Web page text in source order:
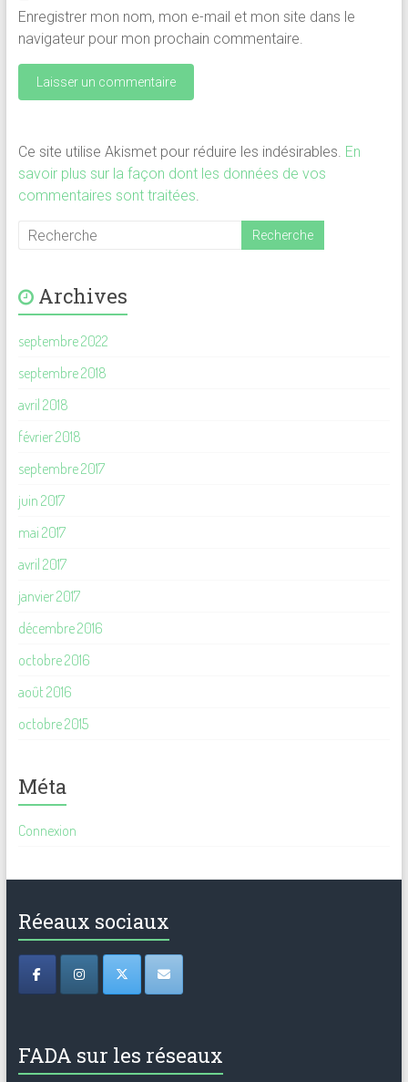
Enregistrer mon nom, mon e-mail et mon site dans le
navigateur pour mon prochain commentaire.
Ce site utilise Akismet pour réduire les indésirables. En
savoir plus sur la façon dont les données de vos
commentaires sont traitées.
Archives
septembre 2022
septembre 2018
avril 2018
février 2018
septembre 2017
juin 2017
mai 2017
avril 2017
janvier 2017
décembre 2016
octobre 2016
août 2016
octobre 2015
Méta
Connexion
Réeaux sociaux
FADA sur les réseaux